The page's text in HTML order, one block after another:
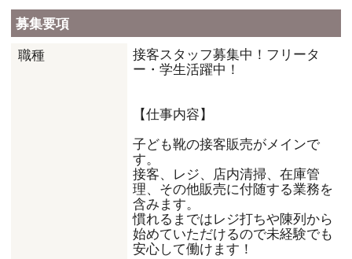
募集要項
職種
接客スタッフ募集中！フリータ
ー・学生活躍中！
【仕事内容】
子ども靴の接客販売がメインで
す。
接客、レジ、店内清掃、在庫管
理、その他販売に付随する業務を
含みます。
慣れるまではレジ打ちや陳列から
始めていただけるので未経験でも
安心して働けます！